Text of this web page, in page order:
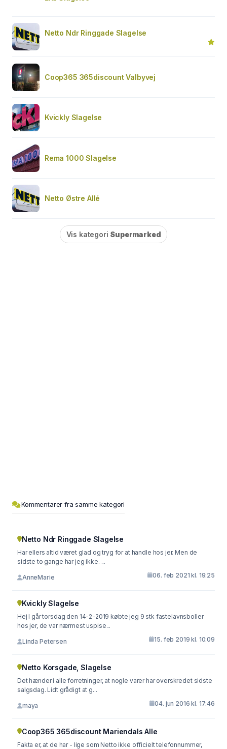
Netto Ndr Ringgade Slagelse
Coop365 365discount Valbyvej
Kvickly Slagelse
Rema 1000 Slagelse
Netto Østre Allé
Vis kategori Supermarked
Kommentarer fra samme kategori
Netto Ndr Ringgade Slagelse
Har ellers altid været glad og tryg for at handle hos jer. Men de
sidste to gange har jeg ikke. ...
AnneMarie 06. feb 2021 kl. 19:25
Kvickly Slagelse
Hej I går torsdag den 14-2-2019 købte jeg 9 stk fastelavnsboller
hos jer, de var nærmest uspise...
Linda Petersen 15. feb 2019 kl. 10:09
Netto Korsgade, Slagelse
Det hænder i alle forretninger, at nogle varer har overskredet sidste
salgsdag. Lidt grådigt at g...
maya 04. jun 2016 kl. 17:46
Coop365 365discount Mariendals Alle
Fakta er, at de har - lige som Netto ikke officielt telefonnummer,